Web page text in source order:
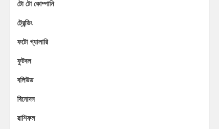
টো টো কোম্পানি
ট্রেন্ডিং
ফটো গ্যালারি
ফুটবল
বলিউড
বিনোদন
রাশিফল